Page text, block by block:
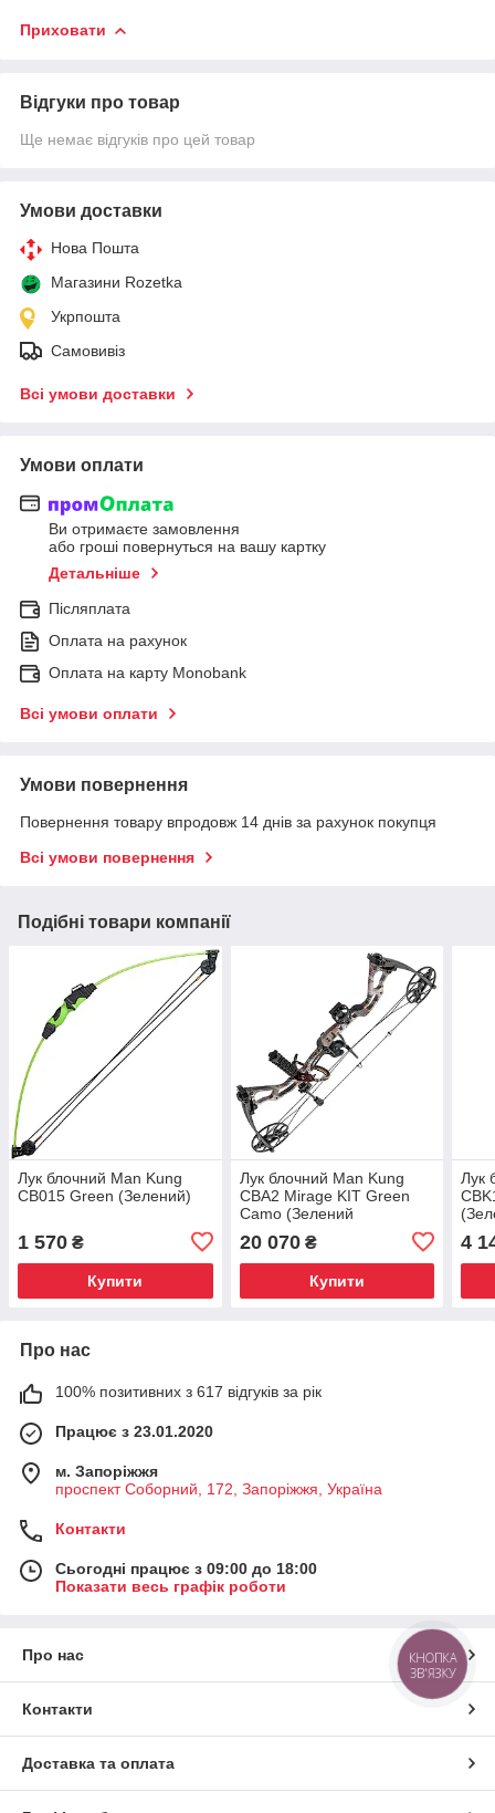
Приховати
Відгуки про товар
Ще немає відгуків про цей товар
Умови доставки
Нова Пошта
Магазини Rozetka
Укрпошта
Самовивіз
Всі умови доставки
Умови оплати
Ви отримаєте замовлення
або гроші повернуться на вашу картку
Детальніше
Післяплата
Оплата на рахунок
Оплата на карту Monobank
Всі умови оплати
Умови повернення
Повернення товару впродовж 14 днів за рахунок покупця
Всі умови повернення
Подібні товари компанії
Лук блочний Man Kung
CB015 Green (Зелений)
1 570 ₴
Купити
Лук блочний Man Kung
CBA2 Mirage KIT Green
Camo (Зелений
20 070₴
Купити
Лук
4
Про нас
100% позитивних з 617 відгуків за рік
Працює з 23.01.2020
м. Запоріжжя
проспект Соборний, 172, Запоріжжя, Україна
Контакти
Сьогодні працює з 09:00 до 18:00
Показати весь графік роботи
Про нас
Контакти
Доставка та оплата
КНОПКА
ЗВ'ЯЗКУ